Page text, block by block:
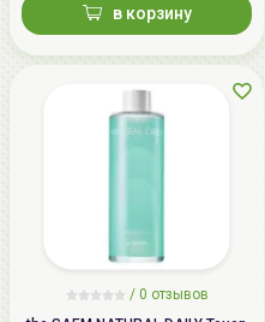
в корзину
/ 0 отзывов